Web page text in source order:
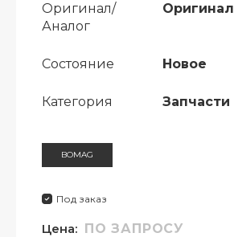
Оригинал/
Аналог
Оригинал
Состояние Новое
Категория Запчасти
BOMAG
Под заказ
Цена: ПО ЗАПРОСУ